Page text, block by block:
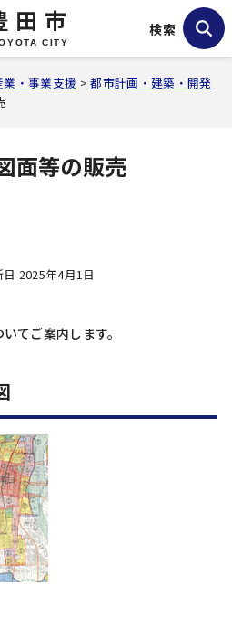
田市
CITY
検索
業・事業支援 >都市計画・建築・開発
面等の販売
2025年4月1日
てご案内します。